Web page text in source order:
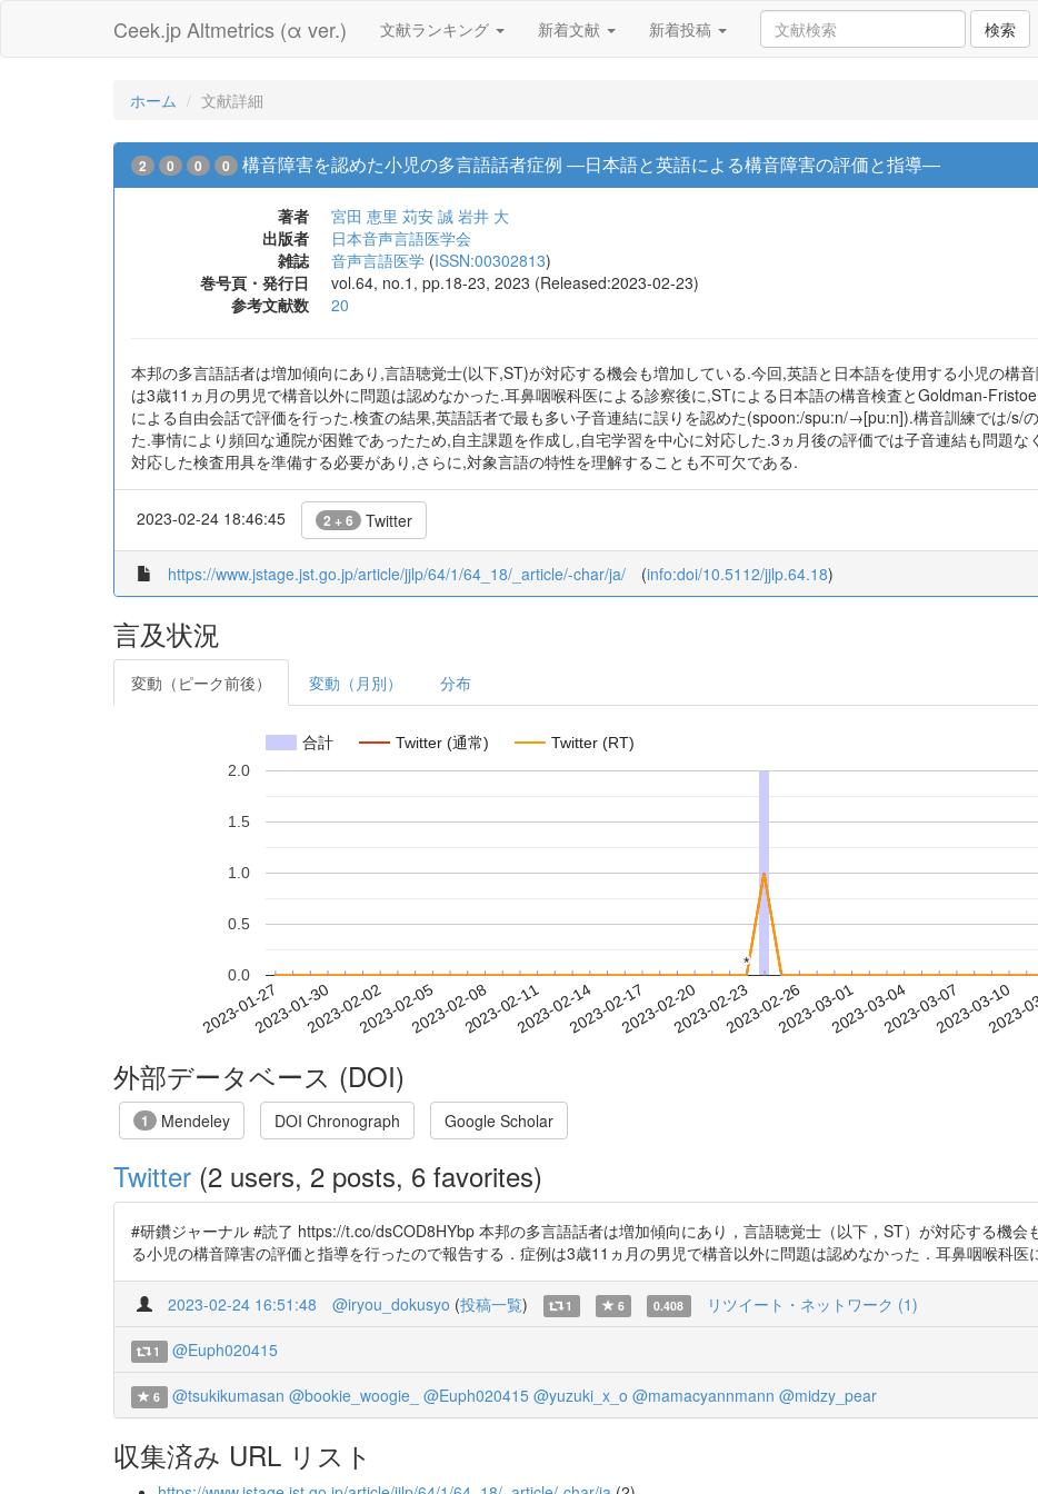
Ceek.jp Altmetrics (α ver.) 文献ランキング 新着文献 新着投稿 検索
ホーム 文献詳細
2 0 0 0 構音障害を認めた小児の多言語話者症例 ―日本語と英語による構音障害の評価と指導―
著者 宮田 恵里 苅安 誠 岩井 大
出版者
日本音声言語医学会
雑誌
音声言語医学 (ISSN:00302813)
巻号頁・発行日
vol.64, no.1, pp.18-23, 2023 (Released:2023-02-23)
参考文献数
20
本邦の多言語話者は増加傾向にあり,言語聴覚士(以下,ST)が対応する機会も増加している.今回,英語と日本語を使用する小児の構
は3歳11ヵ月の男児で構音以外に問題は認めなかった.耳鼻咽喉科医による診察後に,STによる日本語の構音検査とGoldman-
による自由会話で評価を行った.検査の結果,英語話者で最も多い子音連結に誤りを認めた(spoon:/spu:n/→[pu:n]).構音訓練では/s/
た.事情により頻回な通院が困難であったため,自主課題を作成し,自宅学習を中心に対応した.3ヵ月後の評価では子音連結も問題
対応した検査用具を準備する必要があり,さらに,対象言語の特性を理解することも不可欠である.
2023-02-24 18:46:45 2 + 6 Twitter
https://www.jstage.jst.go.jp/article/jjlp/64/1/64_18/_article/-char/ja/ (info:doi/10.5112/jjlp.64.18)
言及状況
変動（ピーク前後） 変動（月別） 分布
合計 Twitter (通常) Twitter (RT)
2023-01-272023-01-302023-02-022023-02-052023-02-082023-02-112023-02-142023-02-172023-02-202023-02-232023-02-262023-03-012023-03-042023-03-072023-03-10
2023-
0.0
0.5
1.0
1.5
2.0
*
*
外部データベース (DOI)
1 Mendeley DOI Chronograph Google Scholar
Twitter (2 users, 2 posts, 6 favorites)
#研鑽ジャーナル #読了 https://t.co/dsCOD8HYbp 本邦の多言語話者は増加傾向にあり，言語聴覚士（以下，ST）が対応する機会
る小児の構音障害の評価と指導を行ったので報告する．症例は3歳11ヵ月の男児で構音以外に問題は認めなかった．耳鼻咽喉科医
2023-02-24 16:51:48 @iryou_dokusyo (投稿一覧) 1 6 0.408 リツイート・ネットワーク (1)
1 @Euph020415
6 @tsukikumasan @bookie_woogie_ @Euph020415 @yuzuki_x_o @mamacyannmann @midzy_pear
収集済み URL リスト